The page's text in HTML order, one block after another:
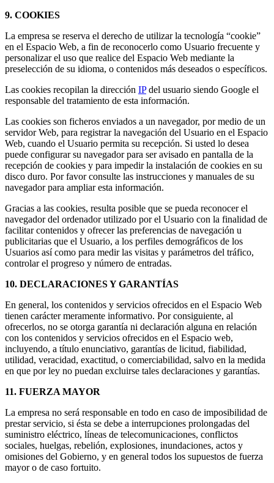
9. COOKIES
La empresa se reserva el derecho de utilizar la tecnología “cookie”
en el Espacio Web, a fin de reconocerlo como Usuario frecuente y
personalizar el uso que realice del Espacio Web mediante la
preselección de su idioma, o contenidos más deseados o específicos.
Las cookies recopilan la dirección IPdel usuario siendo Google el
responsable del tratamiento de esta información.
Las cookies son ficheros enviados a un navegador, por medio de un
servidor Web, para registrar la navegación del Usuario en el Espacio
Web, cuando el Usuario permita su recepción. Si usted lo desea
puede configurar su navegador para ser avisado en pantalla de la
recepción de cookies y para impedir la instalación de cookies en su
disco duro. Por favor consulte las instrucciones y manuales de su
navegador para ampliar esta información.
Gracias a las cookies, resulta posible que se pueda reconocer el
navegador del ordenador utilizado por el Usuario con la finalidad de
facilitar contenidos y ofrecer las preferencias de navegación u
publicitarias que el Usuario, a los perfiles demográficos de los
Usuarios así como para medir las visitas y parámetros del tráfico,
controlar el progreso y número de entradas.
10. DECLARACIONES Y GARANTÍAS
En general, los contenidos y servicios ofrecidos en el Espacio Web
tienen carácter meramente informativo. Por consiguiente, al
ofrecerlos, no se otorga garantía ni declaración alguna en relación
con los contenidos y servicios ofrecidos en el Espacio web,
incluyendo, a título enunciativo, garantías de licitud, fiabilidad,
utilidad, veracidad, exactitud, o comerciabilidad, salvo en la medida
en que por ley no puedan excluirse tales declaraciones y garantías.
11. FUERZA MAYOR
La empresa no será responsable en todo en caso de imposibilidad de
prestar servicio, si ésta se debe a interrupciones prolongadas del
suministro eléctrico, líneas de telecomunicaciones, conflictos
sociales, huelgas, rebelión, explosiones, inundaciones, actos y
omisiones del Gobierno, y en general todos los supuestos de fuerza
mayor o de caso fortuito.